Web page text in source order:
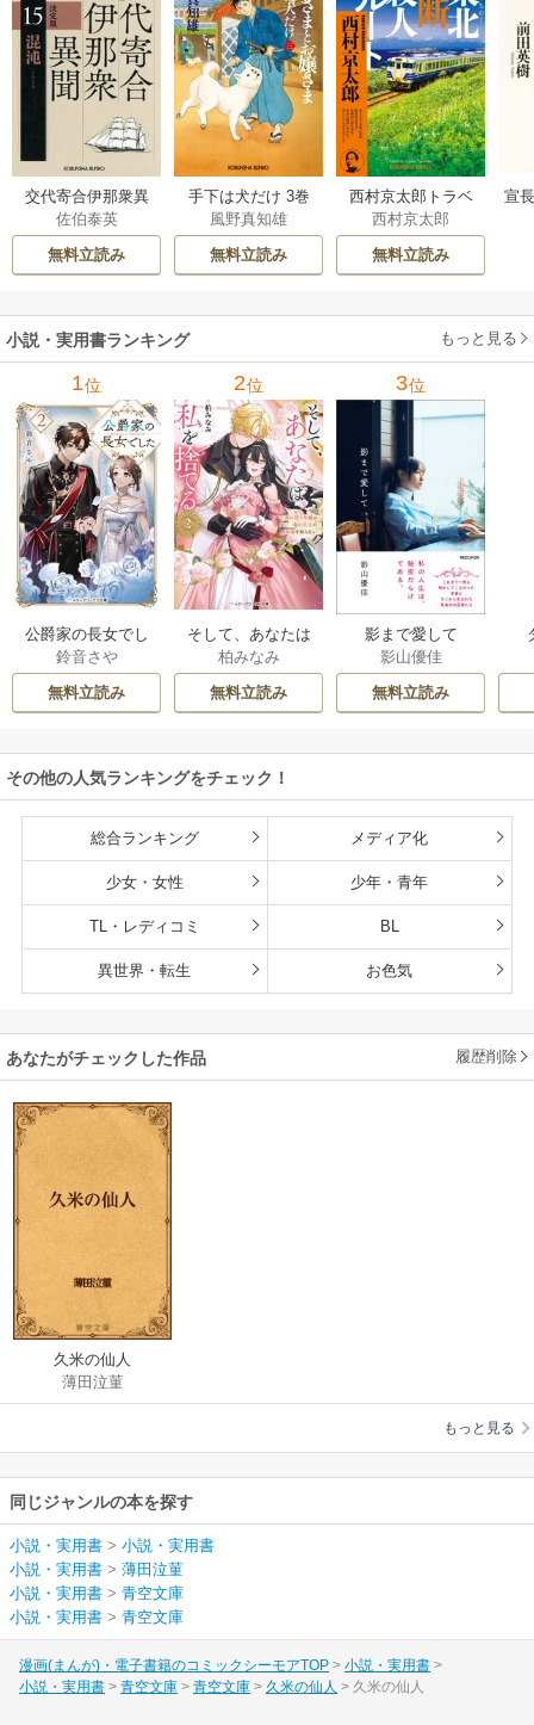
交代寄合伊那衆異
聞 15巻
佐伯泰英
無料立読み
手下は犬だけ 3巻
風野真知雄
無料立読み
西村京太郎トラベ
ルミステリー・セ
レクション 2巻
西村京太郎
無料立読み
宣
小説・実用書ランキング もっと見る
1位
公爵家の長女でし
た
鈴音さや
無料立読み
2位
そして、あなたは
私を捨てる
柏みなみ
無料立読み
3位
影まで愛して
影山優佳
無料立読み
その他の人気ランキングをチェック！
総合ランキング メディア化
少女・女性 少年・青年
TL・レディコミ BL
異世界・転生 お色気
あなたがチェックした作品 履歴削除
久米の仙人
薄田泣菫
もっと見る
同じジャンルの本を探す
小説・実用書 > 小説・実用書
小説・実用書 > 薄田泣菫
小説・実用書 > 青空文庫
小説・実用書 > 青空文庫
漫画(まんが)・電子書籍のコミックシーモアTOP
小説・実用書
小説・実用書
青空文庫 青空文庫 久米の仙人 久米の仙人